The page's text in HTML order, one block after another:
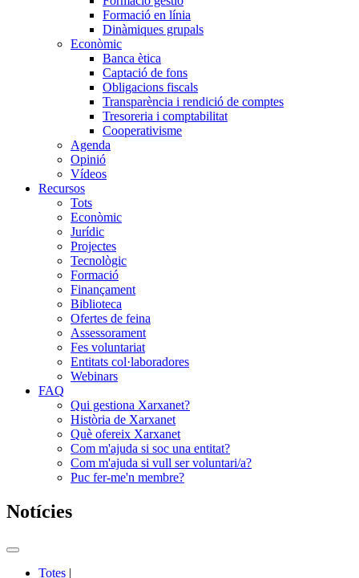
Formació en línia
Dinàmiques grupals
Econòmic
Banca ètica
Captació de fons
Obligacions fiscals
Transparència i rendició de comptes
Tresoreria i comptabilitat
Cooperativisme
Agenda
Opinió
Vídeos
Recursos
Tots
Econòmic
Jurídic
Projectes
Tecnològic
Formació
Finançament
Biblioteca
Ofertes de feina
Assessorament
Fes voluntariat
Entitats col·laboradores
Webinars
FAQ
Qui gestiona Xarxanet?
Història de Xarxanet
Què ofereix Xarxanet
Com m'ajuda si soc una entitat?
Com m'ajuda si vull ser voluntari/a?
Puc fer-me'n membre?
Notícies
Commutador
Totes |